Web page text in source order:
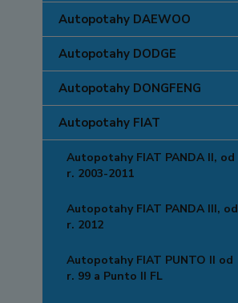
Autopotahy DAEWOO
Autopotahy DODGE
Autopotahy DONGFENG
Autopotahy FIAT
Autopotahy FIAT PANDA II, od
r. 2003-2011
Autopotahy FIAT PANDA III, od
r. 2012
Autopotahy FIAT PUNTO II od
r. 99 a Punto II FL